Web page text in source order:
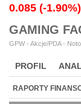
0.085 (-1.90%)
GAMING
GPW - Akcje/PDA -
PROFIL
BR LAB
RAPORTY